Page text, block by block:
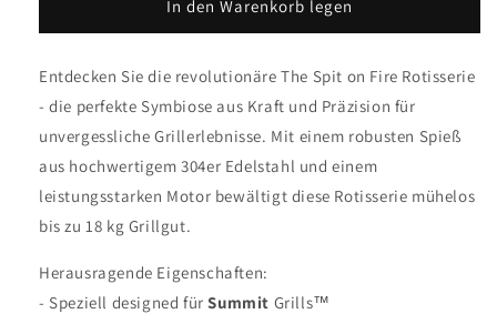
The
on
Fire
Summit
(26&quot;)
für
The
on
Fire
Summit
(26&quot;)
In den Warenkorb legen
Entdecken Sie die revolutionäre The Spit on Fire Rotisserie
- die perfekte Symbiose aus Kraft und Präzision für
unvergessliche Grillerlebnisse. Mit einem robusten Spieß
aus hochwertigem 304er Edelstahl und einem
leistungsstarken Motor bewältigt diese Rotisserie mühelos
bis zu 18 kg Grillgut.
Herausragende Eigenschaften:
- Speziell designed fürSummit Grills™